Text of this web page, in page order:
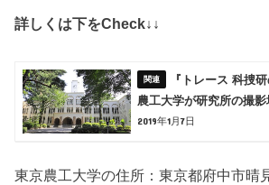
詳しくは下をCheck↓↓
『トレース 科捜
農工大学が研究所の撮影
2019年1月7日
東京農工大学の住所：東京都府中市晴